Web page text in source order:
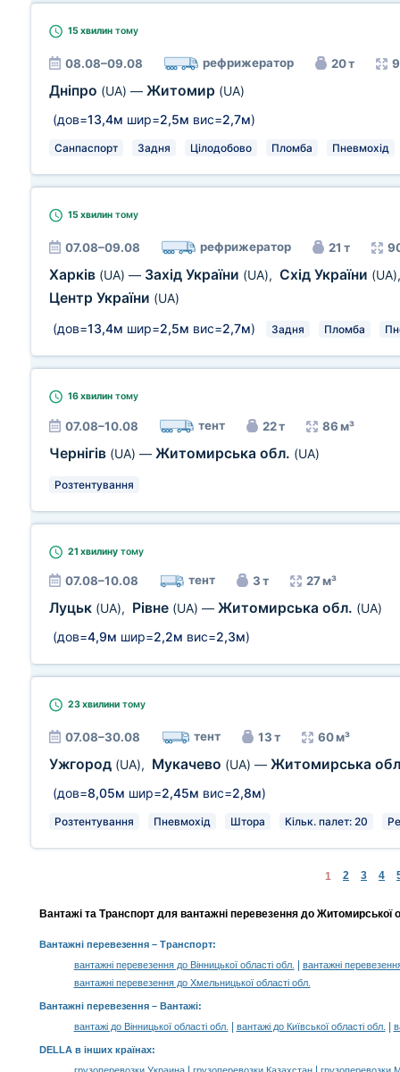
15 хвилин тому
08.08–09.08 рефрижератор 20 т
Дніпро (UA) — Житомир (UA)
(дов=13,4м шир=2,5м вис=2,7м)
Санпаспорт Задня Цілодобово Пломба Пневмохід
15 хвилин тому
07.08–09.08 рефрижератор 21 т
Харків (UA) — Захід України (UA), Схід України (UA)
Центр України (UA)
(дов=13,4м шир=2,5м вис=2,7м) Задня Пломба
16 хвилин тому
07.08–10.08 тент 22 т 86 м³
Чернігів (UA) — Житомирська обл. (UA)
Розтентування
21 хвилину тому
07.08–10.08 тент 3 т 27 м³
Луцьк (UA), Рівне (UA) — Житомирська обл. (UA)
(дов=4,9м шир=2,2м вис=2,3м)
23 хвилини тому
07.08–30.08 тент 13 т 60 м³
Ужгород (UA), Мукачево (UA) — Житомирська
(дов=8,05м шир=2,45м вис=2,8м)
Розтентування Пневмохід Штора Кільк. палет: 20
1 2 3 4
Вантажі та Транспорт для вантажні перевезення до Житомирської
Вантажні перевезення– Транспорт:
вантажні перевезення до Вінницької області обл.
вантажні
вантажні перевезення до Хмельницької області обл.
Вантажні перевезення – Вантажі:
вантажі до Вінницької області обл.
вантажі до Київської області обл.
DELLA в інших країнах: